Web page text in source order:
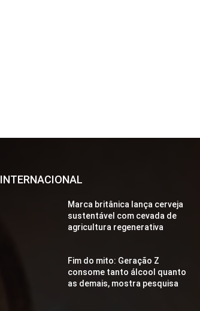
INTERNACIONAL
Marca britânica lança cerveja
sustentável com cevada de
agricultura regenerativa
Fim do mito: Geração Z
consome tanto álcool quanto
as demais, mostra pesquisa